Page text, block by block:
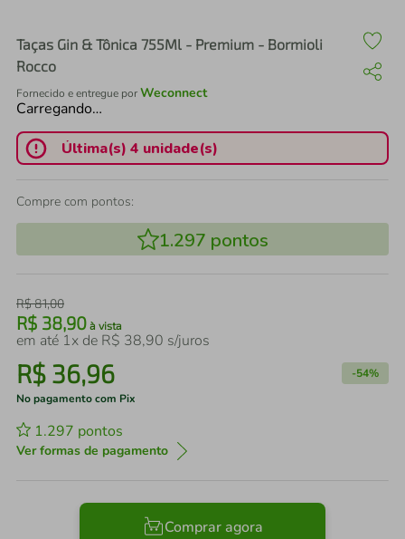
Taças Gin & Tônica 755Ml - Premium - Bormioli
Rocco
Fornecido e entregue porWeconnect
Carregando…
Última(s) 4 unidade(s)
Compre com pontos:
1.297 pontos
R$81,00
R$ 38,90 à vista
em até 1x de R$ 38,90 s/juros
R$ 36,96 -54%
No pagamento com Pix
1.297 pontos
Ver formas de pagamento
Comprar agora